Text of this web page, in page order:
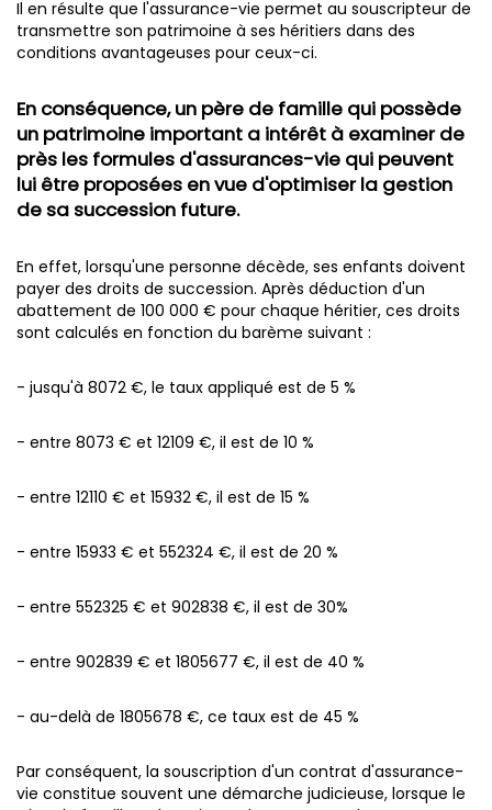
Il en résulte que l'assurance-vie permet au souscripteur de
transmettre son patrimoine à ses héritiers dans des
conditions avantageuses pour ceux-ci.
En conséquence, un père de famille qui possède
un patrimoine important a intérêt à examiner de
près les formules d'assurances-vie qui peuvent
lui être proposées en vue d'optimiser la gestion
de sa succession future.
En effet, lorsqu'une personne décède, ses enfants doivent
payer des droits de succession. Après déduction d'un
abattement de 100 000 € pour chaque héritier, ces droits
sont calculés en fonction du barème suivant :
- jusqu'à 8072 €, le taux appliqué est de 5 %
- entre 8073 € et 12109 €, il est de 10 %
- entre 12110 € et 15932 €, il est de 15 %
- entre 15933 € et 552324 €, il est de 20 %
- entre 552325 € et 902838 €, il est de 30%
- entre 902839 € et 1805677 €, il est de 40 %
- au-delà de 1805678 €, ce taux est de 45 %
Par conséquent, la souscription d'un contrat d'assurance-
vie constitue souvent une démarche judicieuse, lorsque le